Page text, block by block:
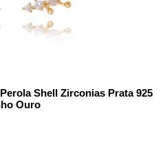
Shell Zirconias Prata 925
Ouro